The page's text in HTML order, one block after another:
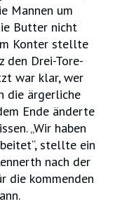
Mannen um
Butter nicht
Konter stellte
den Drei-Tore-
war klar, wer
die ärgerliche
Ende änderte
„Wir haben
stellte ein
nach der
die kommenden